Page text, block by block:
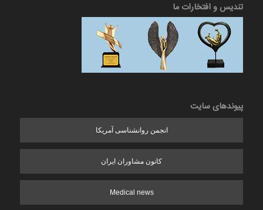
تندیس و افتخارات ما
پیوندهای سایت
انجمن روانشناسی آمریکا
کانون مشاوران ایران
Medical news